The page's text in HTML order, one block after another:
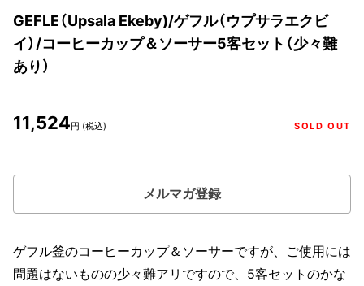
GEFLE（Upsala Ekeby)/ゲフル（ウプサラエクビ
イ）/コーヒーカップ＆ソーサー5客セット（少々難
あり）
11,524円 (税込) SOLD OUT
メルマガ登録
ゲフル釜のコーヒーカップ＆ソーサーですが、ご使用には
問題はないものの少々難アリですので、5客セットのかな